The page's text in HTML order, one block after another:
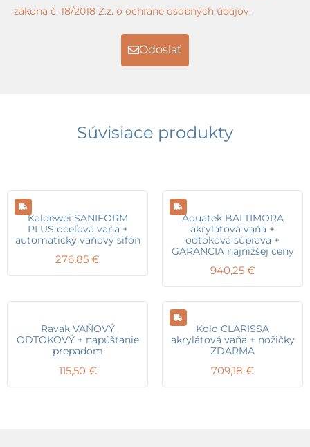
zákona č. 18/2018 Z.z. o ochrane osobných údajov.
Odoslať
Súvisiace produkty
Kaldewei SANIFORM
PLUS oceľová vaňa +
automatický vaňový sifón
276,85 €
Aquatek BALTIMORA
akrylátová vaňa +
odtoková súprava +
GARANCIA najnižšej ceny
940,25 €
Ravak VAŇOVÝ
ODTOKOVÝ + napúšťanie
prepadom
115,50 €
Kolo CLARISSA
akrylátová vaňa + nožičky
ZDARMA
709,18 €